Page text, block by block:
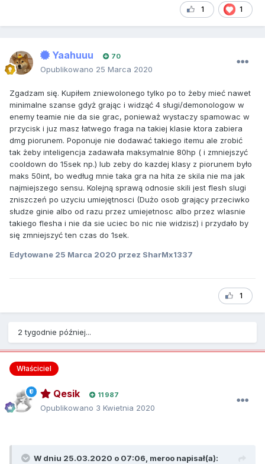
1 1
Yaahuuu 70
Opublikowano 25 Marca 2020
Zgadzam się. Kupiłem zniewolonego tylko po to żeby mieć nawet
minimalne szanse gdyż grając i widząć 4 sługi/demonologow w
enemy teamie nie da sie grac, ponieważ wystaczy spamowac w
przycisk i juz masz łatwego fraga na takiej klasie ktora zabiera
dmg piorunem. Poponuje nie dodawać takiego itemu ale zrobić
tak żeby inteligencja zadawała maksymalnie 80hp ( i zmniejszyć
cooldown do 15sek np.) lub zeby do kazdej klasy z piorunem było
maks 50int, bo według mnie taka gra na hita ze skila nie ma jak
najmiejszego sensu. Kolejną sprawą odnosie skili jest flesh slugi
zniszczeń po uzyciu umiejętnosci (Dużo osob grający przeciwko
słudze ginie albo od razu przez umiejetnosc albo przez wlasnie
takiego flesha i nie da sie uciec bo nic nie widzisz) i przydało by
się zmniejszyć ten czas do 1sek.
Edytowane 25 Marca 2020 przez SharMx1337
1
2 tygodnie później...
Właściciel
Qesik 11 987
Opublikowano 3 Kwietnia 2020
W dniu 25.03.2020 o 07:06, meroo napisał(a):